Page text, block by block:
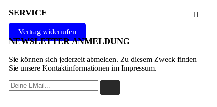
SERVICE 
Vertrag widerrufen
NEWSLETTER ANMELDUNG
Sie können sich jederzeit abmelden. Zu diesem Zweck finden
Sie unsere Kontaktinformationen im Impressum.